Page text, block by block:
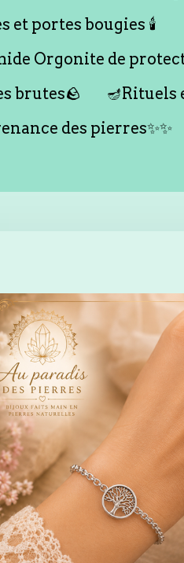
et portes bougies 🕯️
Orgonite de
brutes🪨
🪔Rituels
des pierres✨✨